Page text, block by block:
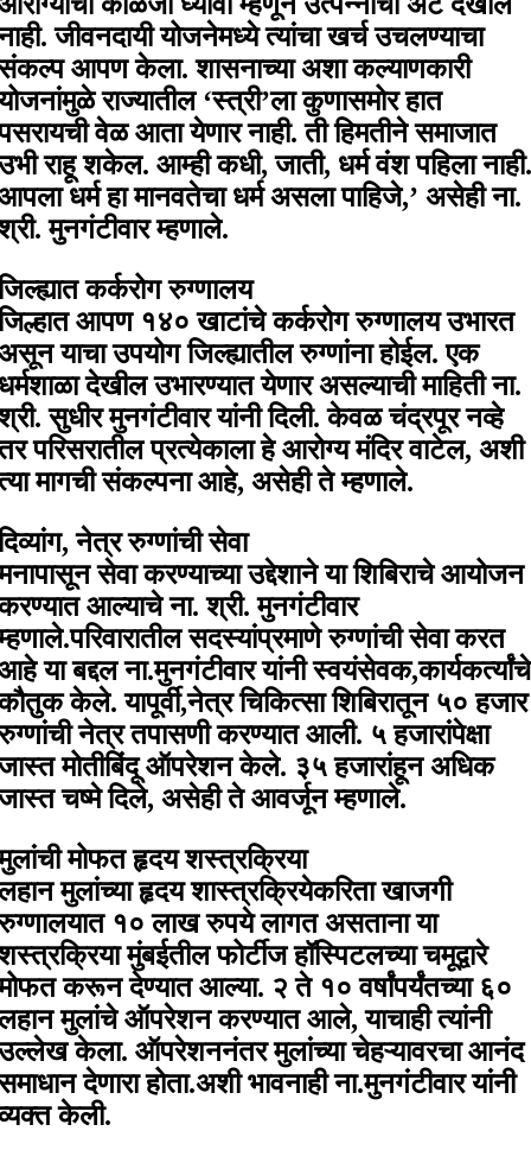
जीवनदायी योजनेमध्ये त्यांचा खर्च उचलण्याचा
आपण केला. शासनाच्या अशा कल्याणकारी
राज्यातील ‘स्त्री’ला कुणासमोर हात
वेळ आता येणार नाही. ती हिमतीने समाजात
राहू शकेल. आम्ही कधी, जाती, धर्म वंश पहिला नाही.
धर्म हा मानवतेचा धर्म असला पाहिजे,’ असेही ना.
मुनगंटीवार म्हणाले.
कर्करोग रुग्णालय
आपण १४० खाटांचे कर्करोग रुग्णालय उभारत
याचा उपयोग जिल्ह्यातील रुग्णांना होईल. एक
देखील उभारण्यात येणार असल्याची माहिती ना.
सुधीर मुनगंटीवार यांनी दिली. केवळ चंद्रपूर नव्हे
परिसरातील प्रत्येकाला हे आरोग्य मंदिर वाटेल, अशी
मागची संकल्पना आहे, असेही ते म्हणाले.
नेत्र रुग्णांची सेवा
सेवा करण्याच्या उद्देशाने या शिबिराचे आयोजन
आल्याचे ना. श्री. मुनगंटीवार
सदस्यांप्रमाणे रुग्णांची सेवा करत
या बद्दल ना.मुनगंटीवार यांनी स्वयंसेवक,कार्यकर्त्यांचे
केले. यापूर्वी,नेत्र चिकित्सा शिबिरातून ५० हजार
नेत्र तपासणी करण्यात आली. ५ हजारांपेक्षा
मोतीबिंदू ऑपरेशन केले. ३५ हजारांहून अधिक
चष्मे दिले, असेही ते आवर्जून म्हणाले.
मोफत हृदय शस्त्रक्रिया
मुलांच्या हृदय शास्त्रक्रियेकरिता खाजगी
१० लाख रुपये लागत असताना या
मुंबईतील फोर्टीज हॉस्पिटलच्या चमूद्वारे
करून देण्यात आल्या. २ ते १० वर्षांपर्यंतच्या ६०
मुलांचे ऑपरेशन करण्यात आले, याचाही त्यांनी
केला. ऑपरेशननंतर मुलांच्या चेहऱ्यावरचा आनंद
देणारा होता.अशी भावनाही ना.मुनगंटीवार यांनी
केली.